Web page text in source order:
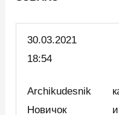
30.03.2021
18:54
Archikudesnik
Новичок